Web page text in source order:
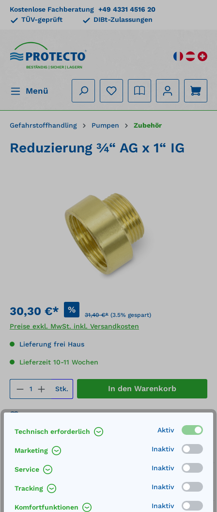
springen
Kostenlose Fachberatung +49 4331 4516 20
TÜV-geprüft
DIBt-Zulassungen
BESTÄNDIG | SICHER | LAGERN
Menü
Gefahrstoffhandling Pumpen Zubehör
Reduzierung ¾“ AG x 1“ IG
30,30 €* %
31,40 €* (3.5% gespart)
Preise exkl. MwSt. inkl. Versandkosten
Lieferung frei Haus
Lieferzeit 10-11 Wochen
Produkt Anzahl: Gib den
Stk. In den Warenkorb
Merken
Artikel-Nummer:710659
Service
Lieferung frei Haus
Zertifizierte Qualität
Technisch erforderlich Aktiv
Marketing Inaktiv
Service Inaktiv
Tracking Inaktiv
Komfortfunktionen Inaktiv